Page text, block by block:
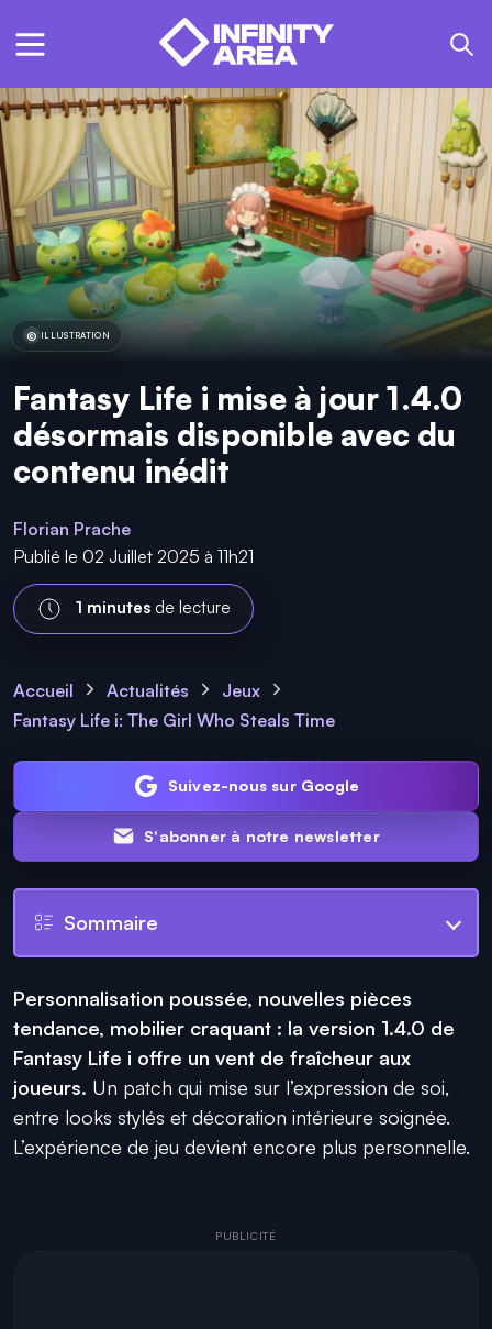
ILLUSTRATION
Fantasy Life i mise à jour 1.4.0
désormais disponible avec du
contenu inédit
Florian Prache
Publié le 02 Juillet 2025 à 11h21
1 minutes de lecture
Accueil Actualités
Jeux
Fantasy Life i: The Girl Who Steals Time
Suivez-nous sur Google
S'abonner à notre newsletter
Sommaire
Personnalisation poussée, nouvelles pièces
tendance, mobilier craquant : la version 1.4.0 de
Fantasy Life i offre un vent de fraîcheur aux
joueurs. Un patch qui mise sur l’expression de soi,
entre looks stylés et décoration intérieure soignée.
L’expérience de jeu devient encore plus personnelle.